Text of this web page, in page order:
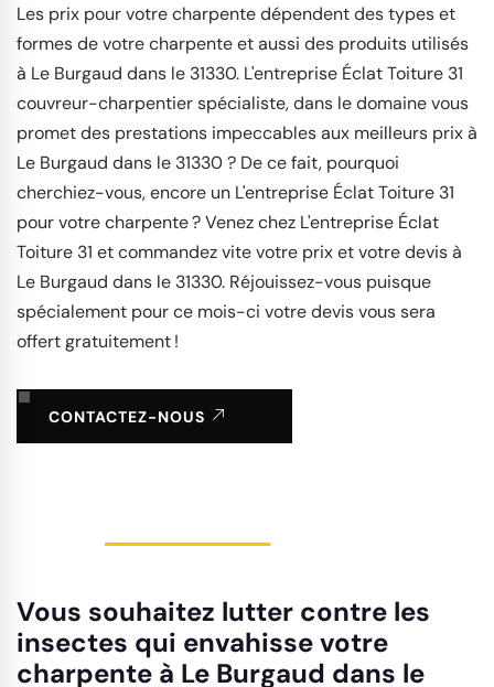
Les prix pour votre charpente dépendent des types et
formes de votre charpente et aussi des produits utilisés
à Le Burgaud dans le 31330. L'entreprise Éclat Toiture 31
couvreur-charpentier spécialiste, dans le domaine vous
promet des prestations impeccables aux meilleurs prix à
Le Burgaud dans le 31330 ? De ce fait, pourquoi
cherchiez-vous, encore un L'entreprise Éclat Toiture 31
pour votre charpente ? Venez chez L'entreprise Éclat
Toiture 31 et commandez vite votre prix et votre devis à
Le Burgaud dans le 31330. Réjouissez-vous puisque
spécialement pour ce mois-ci votre devis vous sera
offert gratuitement !
CONTACTEZ-NOUS
Vous souhaitez lutter contre les
insectes qui envahisse votre
charpente à Le Burgaud dans le